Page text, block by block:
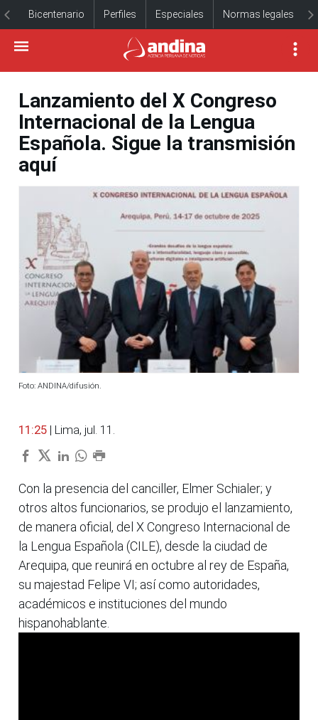
Bicentenario Perfiles Especiales Normas legales
Lanzamiento del X Congreso
Internacional de la Lengua
Española. Sigue la transmisión
aquí
Foto: ANDINA/difusión.
11:25 | Lima, jul. 11.
Con la presencia del canciller, Elmer Schialer; y
otros altos funcionarios, se produjo el lanzamiento,
de manera oficial, del X Congreso Internacional de
la Lengua Española (CILE), desde la ciudad de
Arequipa, que reunirá en octubre al rey de España,
su majestad Felipe VI; así como autoridades,
académicos e instituciones del mundo
hispanohablante.